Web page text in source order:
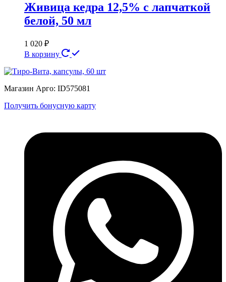
Живица кедра 12,5% с лапчаткой
белой, 50 мл
1 020 ₽
В корзину
Магазин Арго: ID575081
Получить бонусную карту